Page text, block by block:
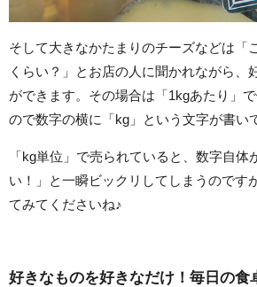
そして大きなかたまりのチーズなどは「
くらい？」とお店の人に聞かれながら、
ができます。その場合は「1kgあたり」
ので数字の横に「kg」という文字が書い
「kg単位」で売られていると、数字自体
い！」と一瞬ビックリしてしまうのです
てみてくださいね♪
好きなものを好きなだけ！毎日の食